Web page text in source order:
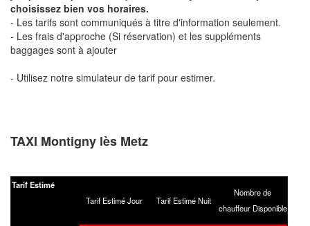
choisissez bien vos horaires.
- Les tarifs sont communiqués à titre d'information seulement.
- Les frais d'approche (Si réservation) et les suppléments
baggages sont à ajouter
- Utilisez notre simulateur de tarif pour estimer.
TAXI Montigny lès Metz
Tarif Estimé
Tarif Estimé Jour
Tarif Estimé Nuit
Nombre de
chauffeur Disponible